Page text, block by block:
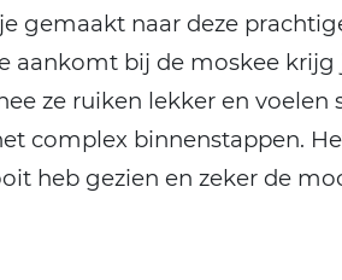
gemaakt naar deze
aankomt bij de moskee krijg
ze ruiken lekker en voelen
complex binnenstappen.
heb gezien en zeker de